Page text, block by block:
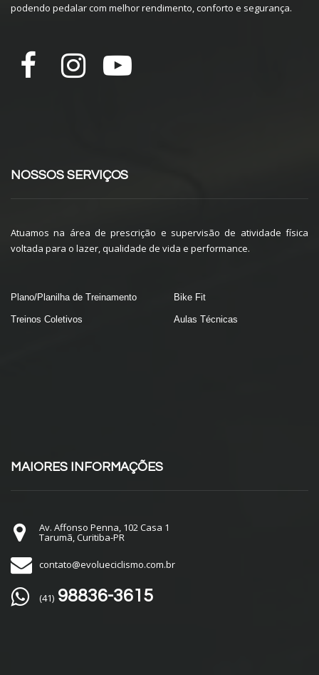
podendo pedalar com melhor rendimento, conforto e segurança.
NOSSOS SERVIÇOS
Atuamos na área de prescrição e supervisão de atividade física
voltada para o lazer, qualidade de vida e performance.
Plano/Planilha de Treinamento Bike Fit
Treinos Coletivos Aulas Técnicas
MAIORES INFORMAÇÕES
Av. Affonso Penna, 102 Casa 1
Tarumã, Curitiba-PR
contato@evolueciclismo.com.br
(41) 98836-3615